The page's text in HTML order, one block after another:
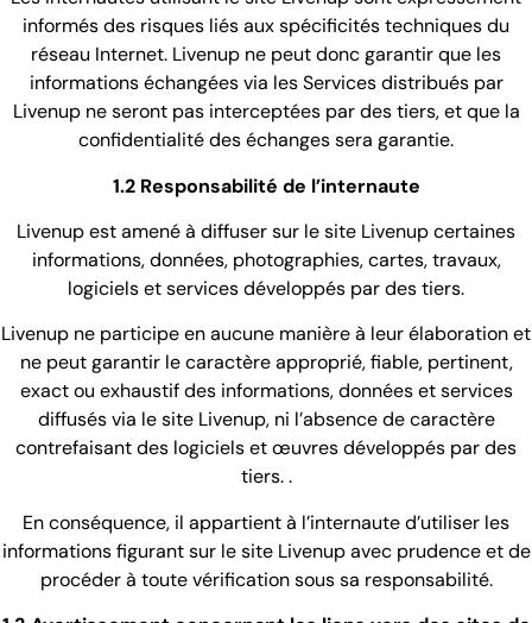
informés des risques liés aux spécificités techniques du
réseau Internet. Livenup ne peut donc garantir que les
informations échangées via les Services distribués par
Livenup ne seront pas interceptées par des tiers, et que la
confidentialité des échanges sera garantie.
1.2 Responsabilité de l’internaute
Livenup est amené à diffuser sur le site Livenup certaines
informations, données, photographies, cartes, travaux,
logiciels et services développés par des tiers.
Livenup ne participe en aucune manière à leur élaboration et
ne peut garantir le caractère approprié, fiable, pertinent,
exact ou exhaustif des informations, données et services
diffusés via le site Livenup, ni l’absence de caractère
contrefaisant des logiciels et œuvres développés par des
tiers. .
En conséquence, il appartient à l’internaute d’utiliser les
informations figurant sur le site Livenup avec prudence et de
procéder à toute vérification sous sa responsabilité.